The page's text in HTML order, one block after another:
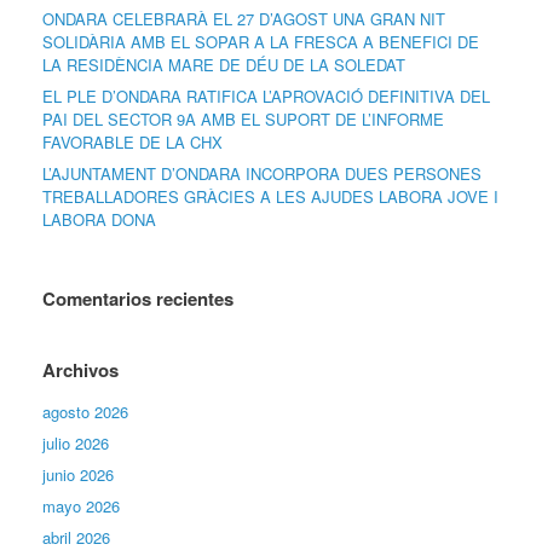
ONDARA CELEBRARÀ EL 27 D’AGOST UNA GRAN NIT
SOLIDÀRIA AMB EL SOPAR A LA FRESCA A BENEFICI DE
LA RESIDÈNCIA MARE DE DÉU DE LA SOLEDAT
EL PLE D’ONDARA RATIFICA L’APROVACIÓ DEFINITIVA DEL
PAI DEL SECTOR 9A AMB EL SUPORT DE L’INFORME
FAVORABLE DE LA CHX
L’AJUNTAMENT D’ONDARA INCORPORA DUES PERSONES
TREBALLADORES GRÀCIES A LES AJUDES LABORA JOVE I
LABORA DONA
Comentarios recientes
Archivos
agosto 2026
julio 2026
junio 2026
mayo 2026
abril 2026